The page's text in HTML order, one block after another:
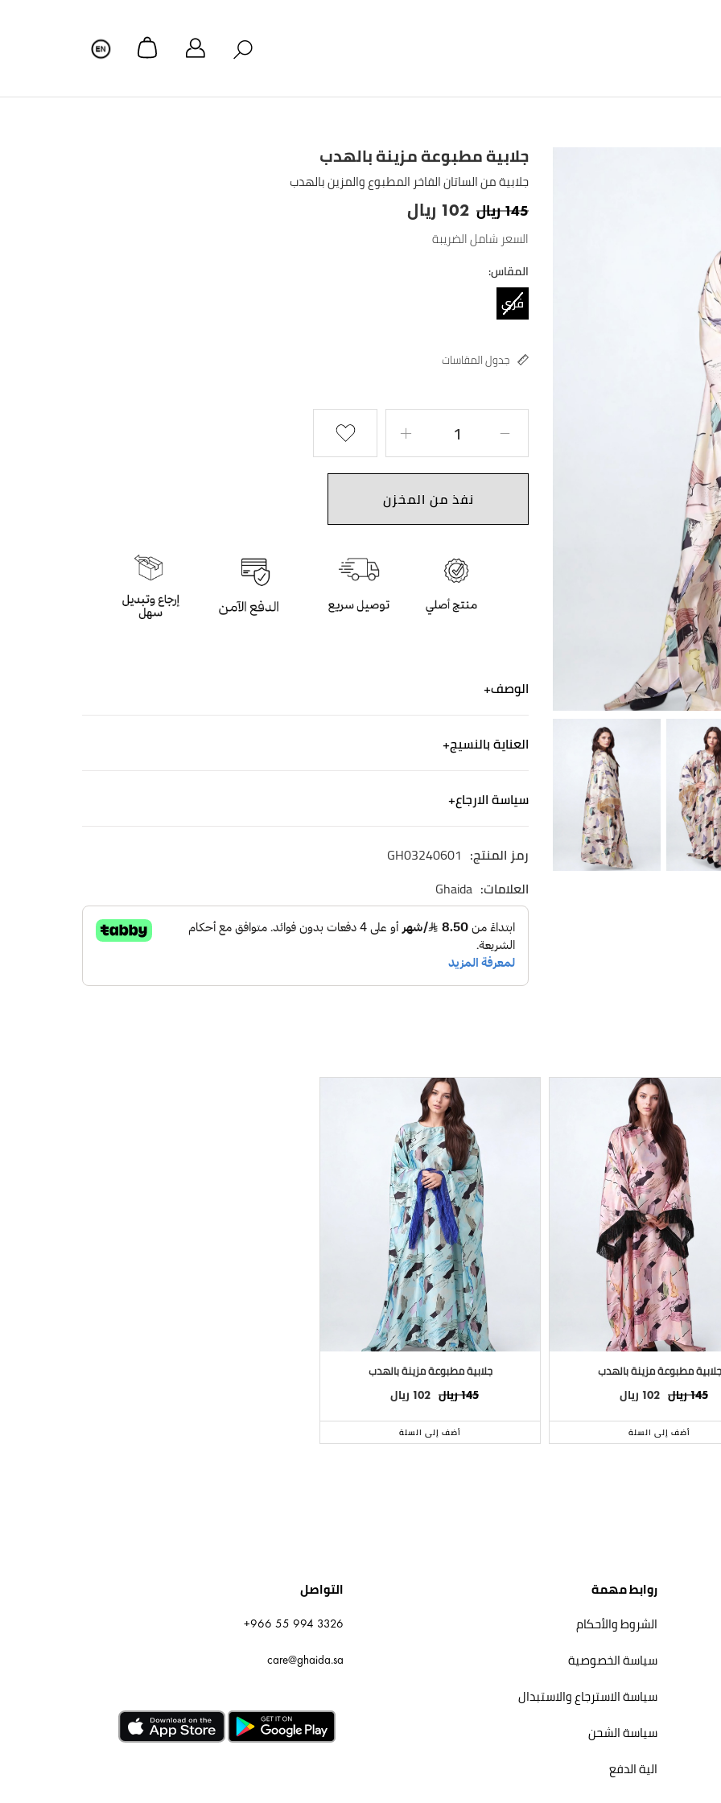
جلابية مطبوعة مزينة بالهدب
جلابية من الساتان الفاخر المطبوع والمزين بالهدب
ريال145 ريال 102
السعر شامل الضريبة
المقاس:
فري
جدول المقاسات
نفذ من المخزن
الوصف
ممايخلق مظهراً راقياً ومعاصراً
يتميزبأنه خفيف الوزن وايضاً يشعرك بالراحة
جلابية طويلة واسعة ، أكمام جناح الخفاش مزينة بالهدب
فتحة العنق علي شكل سبعة
العناية بالنسيج
غسيل آلي لطيف. استخدم منظفًا خفيفًا وجففه في الظل.
سياسة الارجاع
نشحن لجميع أنحاء المملكة العربية السعودية
التوصيل خلال ٢-٤ ايام
الاسترجاع والاستبدال
الاستبدال والاسترجاع مجاني
رمز المنتج: GH03240601
العلامات: Ghaida
جلابية مطبوعة مزينة بالهدب
ريال145 ريال 102
أضف إلى السلة
جلابية مطبوعة مزينة بالهدب
ريال145 ريال 102
أضف إلى السلة
روابط مهمة
الشروط والأحكام
سياسة الخصوصية
سياسة الاسترجاع والاستبدال
سياسة الشحن
الية الدفع
التواصل
+966 55 994 3326
care@ghaida.sa